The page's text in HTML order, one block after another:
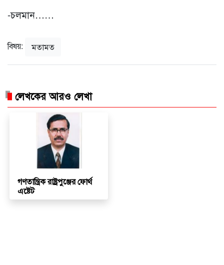
-চলমান……
বিষয়: মতামত
লেখকের আরও লেখা
গণতান্ত্রিক রাষ্ট্রপুঞ্জের ফোর্থ
এষ্টেট